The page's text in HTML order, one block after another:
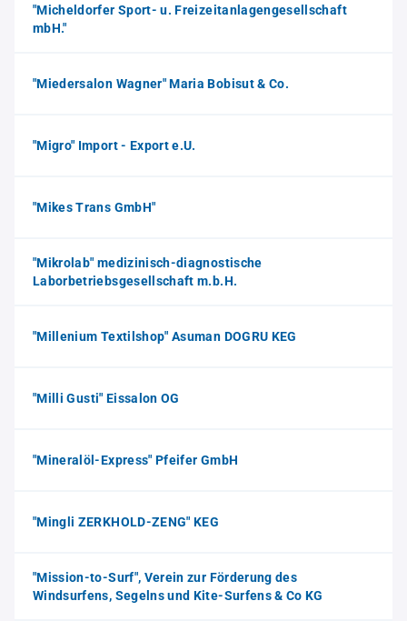
"Micheldorfer Sport- u. Freizeitanlagengesellschaft
mbH."
"Miedersalon Wagner" Maria Bobisut & Co.
"Migro" Import - Export e.U.
"Mikes Trans GmbH"
"Mikrolab" medizinisch-diagnostische
Laborbetriebsgesellschaft m.b.H.
"Millenium Textilshop" Asuman DOGRU KEG
"Milli Gusti" Eissalon OG
"Mineralöl-Express" Pfeifer GmbH
"Mingli ZERKHOLD-ZENG" KEG
"Mission-to-Surf", Verein zur Förderung des
Windsurfens, Segelns und Kite-Surfens & Co KG